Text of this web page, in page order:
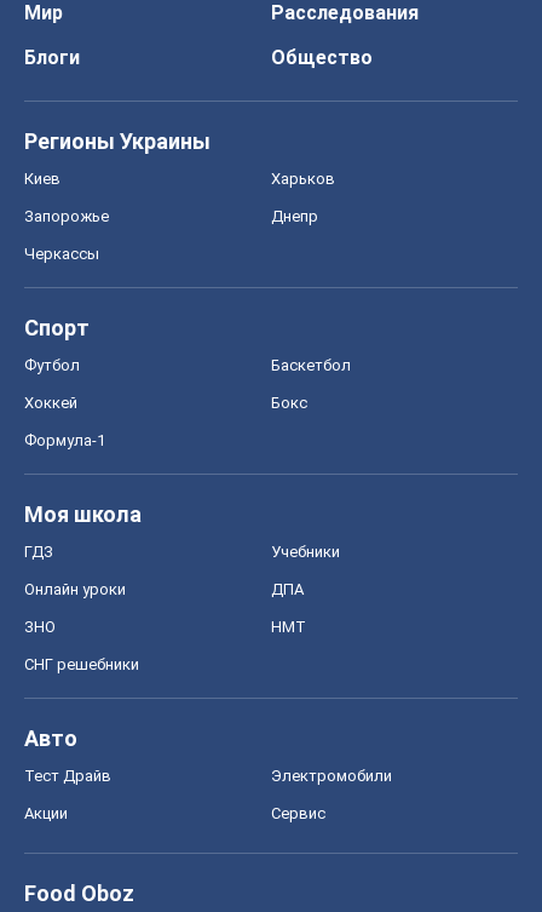
Мир
Расследования
Блоги
Общество
Регионы Украины
Киев Харьков
Запорожье Днепр
Черкассы
Спорт
Футбол Баскетбол
Хоккей Бокс
Формула-1
Моя школа
ГДЗ Учебники
Онлайн уроки ДПА
ЗНО НМТ
СНГ решебники
Авто
Тест Драйв Электромобили
Акции Сервис
Food Oboz